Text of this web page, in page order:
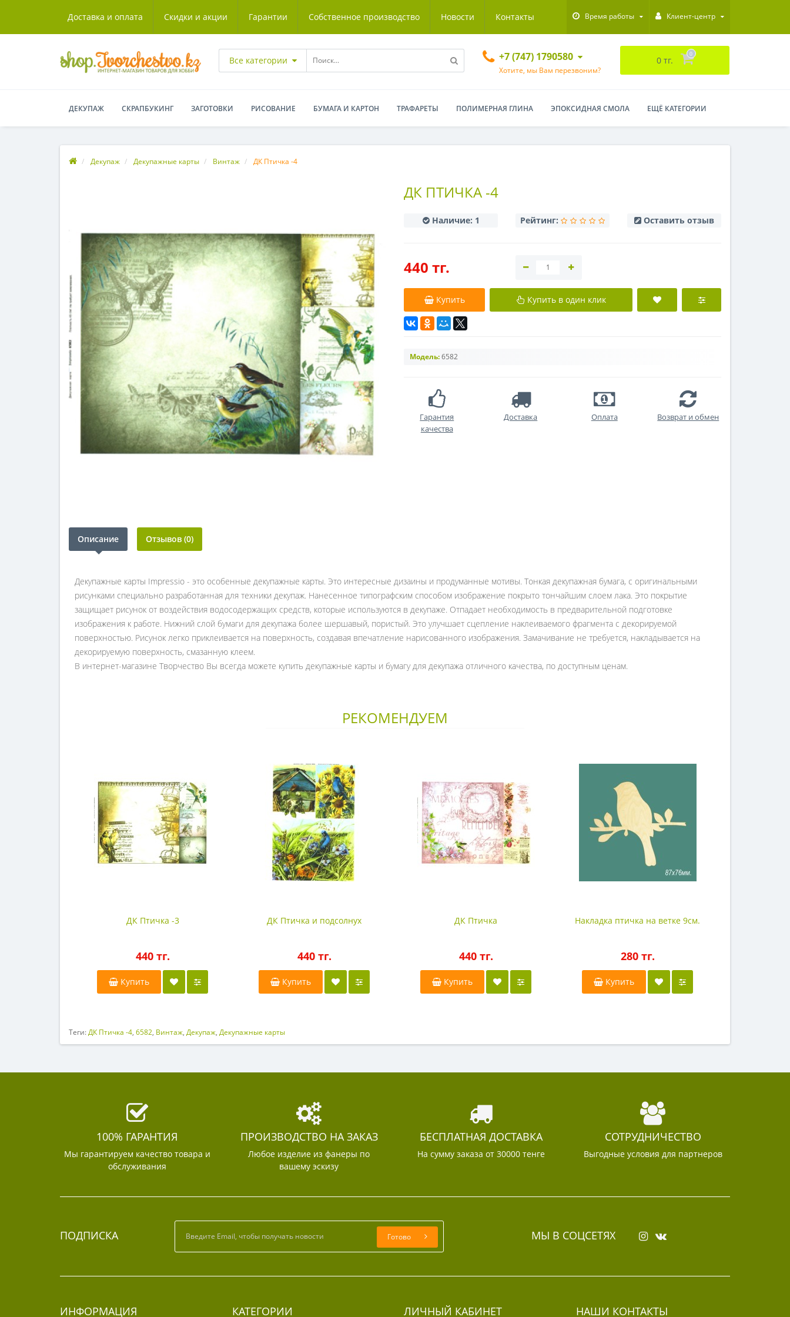
Доставка и оплата Скидки и акции Гарантии Собственное производство Новости Контакты Время работы Клиент-центр
Все категории +7 (747) 1790580
Хотите, мы Вам перезвоним?
0 тг.
0
ДЕКУПАЖ СКРАПБУКИНГ ЗАГОТОВКИ РИСОВАНИЕ БУМАГА И КАРТОН ТРАФАРЕТЫ ПОЛИМЕРНАЯ ГЛИНА ЭПОКСИДНАЯ СМОЛА ЕЩЁ КАТЕГОРИИ
Декупаж Декупажные карты Винтаж ДК Птичка -4
ДК ПТИЧКА -4
Наличие: 1 Рейтинг: Оставить отзыв
440 тг.
Купить Купить в один клик
Модель:6582
Гарантия
качества
Доставка Оплата Возврат и обмен
Описание Отзывов (0)
Декупажные карты Impressio - это особенные декупажные карты. Это интересные дизаины и продуманные мотивы. Тонкая декупажная бумага, с оригинальными
рисунками специально разработанная для техники декупаж. Нанесенное типографским способом изображение покрыто тончайшим слоем лака. Это покрытие
защищает рисунок от воздействия водосодержащих средств, которые используются в декупаже. Отпадает необходимость в предварительной подготовке
изображения к работе. Нижний слой бумаги для декупажа более шершавый, пористый. Это улучшает сцепление наклеиваемого фрагмента с декорируемой
поверхностью. Рисунок легко приклеивается на поверхность, создавая впечатление нарисованного изображения. Замачивание не требуется, накладывается на
декорируемую поверхность, смазанную клеем.
В интернет-магазине Творчество Вы всегда можете купить декупажные карты и бумагу для декупажа отличного качества, по доступным ценам.
РЕКОМЕНДУЕМ
ДК Птичка -3
440 тг.
Купить
ДК Птичка и подсолнух
440 тг.
Купить
ДК Птичка
440 тг.
Купить
Накладка птичка на ветке 9см.
280 тг.
Купить
Теги:ДК Птичка -4, 6582, Винтаж, Декупаж, Декупажные карты
100% ГАРАНТИЯ
Мы гарантируем качество товара и
обслуживания
ПРОИЗВОДСТВО НА ЗАКАЗ
Любое изделие из фанеры по
вашему эскизу
БЕСПЛАТНАЯ ДОСТАВКА
На сумму заказа от 30000 тенге
СОТРУДНИЧЕСТВО
Выгодные условия для партнеров
ПОДПИСКА Готово МЫ В СОЦСЕТЯХ
ИНФОРМАЦИЯ КАТЕГОРИИ ЛИЧНЫЙ КАБИНЕТ НАШИ КОНТАКТЫ